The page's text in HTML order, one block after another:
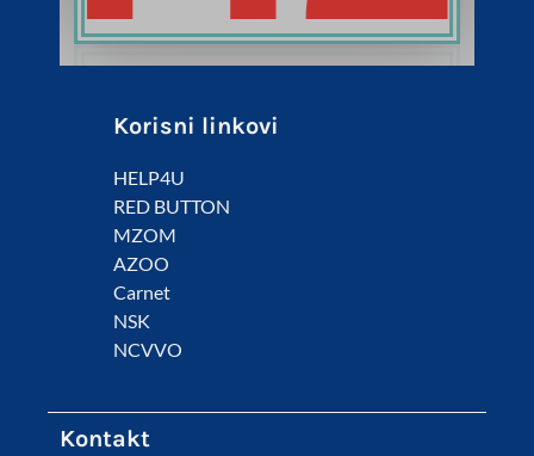
Korisni linkovi
HELP4U
RED BUTTON
MZOM
AZOO
Carnet
NSK
NCVVO
Kontakt